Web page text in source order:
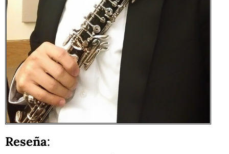
Reseña: